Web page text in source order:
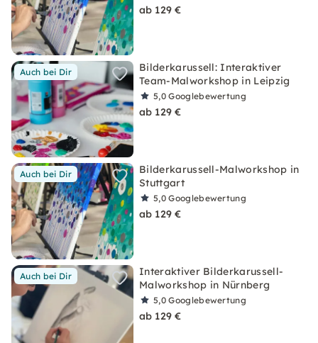
ab 129 €
Auch bei Dir
Bilderkarussell: Interaktiver
Team-Malworkshop in Leipzig
5,0Googlebewertung
ab 129 €
Auch bei Dir
Bilderkarussell-Malworkshop in
Stuttgart
5,0Googlebewertung
ab 129 €
Auch bei Dir
Interaktiver Bilderkarussell-
Malworkshop in Nürnberg
5,0Googlebewertung
ab 129 €